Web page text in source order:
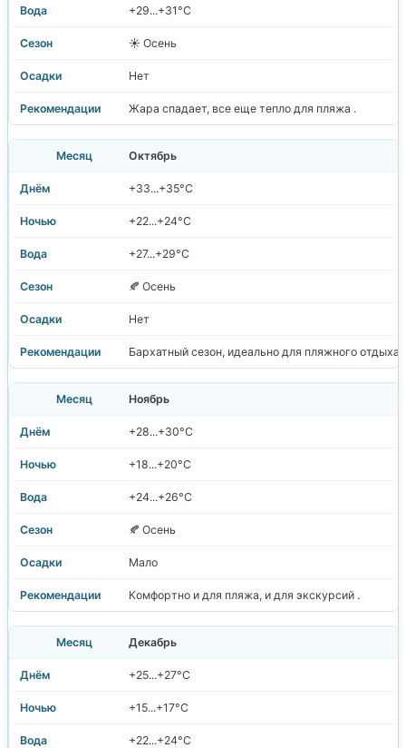
+29...+31°C
☀️ Осень
Нет
Жара спадает, все еще тепло для пляжа .
Октябрь
+33...+35°C
+22...+24°C
+27...+29°C
🍂 Осень
Нет
Бархатный сезон, идеально для пляжного отдыха .
Ноябрь
+28...+30°C
+18...+20°C
+24...+26°C
🍂 Осень
Мало
Комфортно и для пляжа, и для экскурсий .
Декабрь
+25...+27°C
+15...+17°C
+22...+24°C